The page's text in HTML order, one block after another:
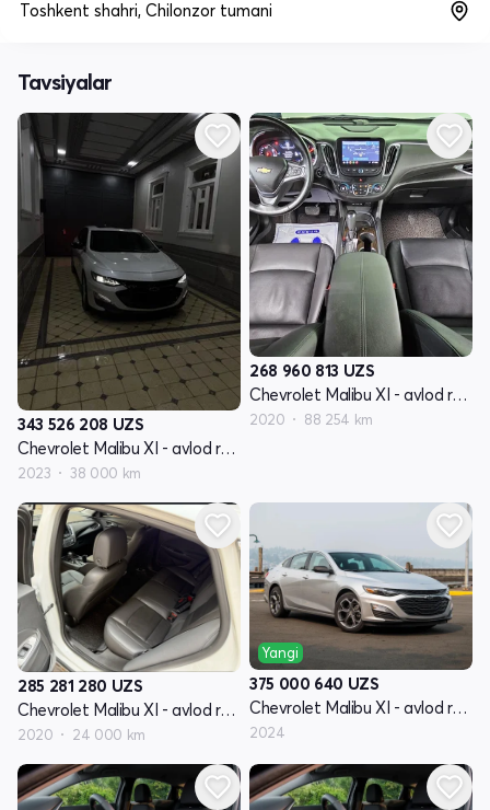
Toshkent shahri, Chilonzor tumani
Tavsiyalar
343 526 208 UZS
Chevrolet Malibu XI - avlod restyling
2023 38 000 km
268 960 813 UZS
Chevrolet Malibu XI - avlod restyling
2020 88 254 km
285 281 280 UZS
Chevrolet Malibu XI - avlod restyling
2020 24 000 km
Yangi
375 000 640 UZS
Chevrolet Malibu XI - avlod restyling
2024